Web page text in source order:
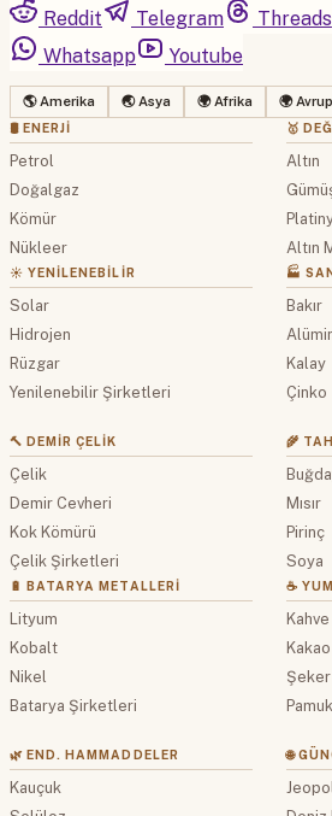
Reddit
Telegram Threads
Whatsapp
Youtube
🌎 Amerika 🌏 Asya 🌍 Afrika 🌍
🛢 ENERJI
Petrol
Doğalgaz
Kömür
Nükleer
☀️ YENILENEBILIR
Solar
Hidrojen
Rüzgar
Yenilenebilir Şirketleri
🥇
Altın
Altın
🏭
Bakır
Kalay
Çinko
🔨 DEMIR ÇELIK
Çelik
Demir Cevheri
Kok Kömürü
Çelik Şirketleri
🔋 BATARYA METALLERI
Lityum
Kobalt
Nikel
Batarya Şirketleri
🌾
Mısır
Pirinç
Soya
☕
Kahve
Kakao
Şeker
Pamuk
🌿 END. HAMMADDELER
Kauçuk
🌐